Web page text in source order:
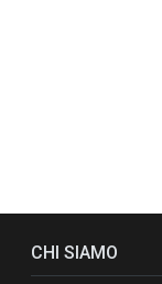
CHI SIAMO